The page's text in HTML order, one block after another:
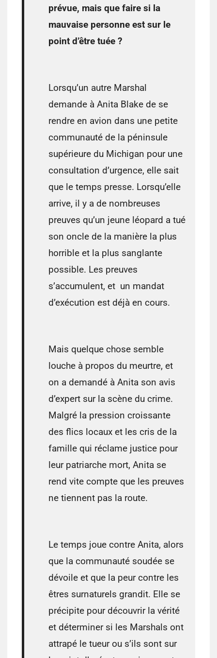
prévue, mais que faire si la
mauvaise personne est sur le
point d’être tuée ?
Lorsqu’un autre Marshal
demande à Anita Blake de se
rendre en avion dans une petite
communauté de la péninsule
supérieure du Michigan pour une
consultation d’urgence, elle sait
que le temps presse. Lorsqu’elle
arrive, il y a de nombreuses
preuves qu’un jeune léopard a tué
son oncle de la manière la plus
horrible et la plus sanglante
possible. Les preuves
s’accumulent, et un mandat
d’exécution est déjà en cours.
Mais quelque chose semble
louche à propos du meurtre, et
on a demandé à Anita son avis
d’expert sur la scène du crime.
Malgré la pression croissante
des flics locaux et les cris de la
famille qui réclame justice pour
leur patriarche mort, Anita se
rend vite compte que les preuves
ne tiennent pas la route.
Le temps joue contre Anita, alors
que la communauté soudée se
dévoile et que la peur contre les
êtres surnaturels grandit. Elle se
précipite pour découvrir la vérité
et déterminer si les Marshals ont
attrapé le tueur ou s’ils sont sur